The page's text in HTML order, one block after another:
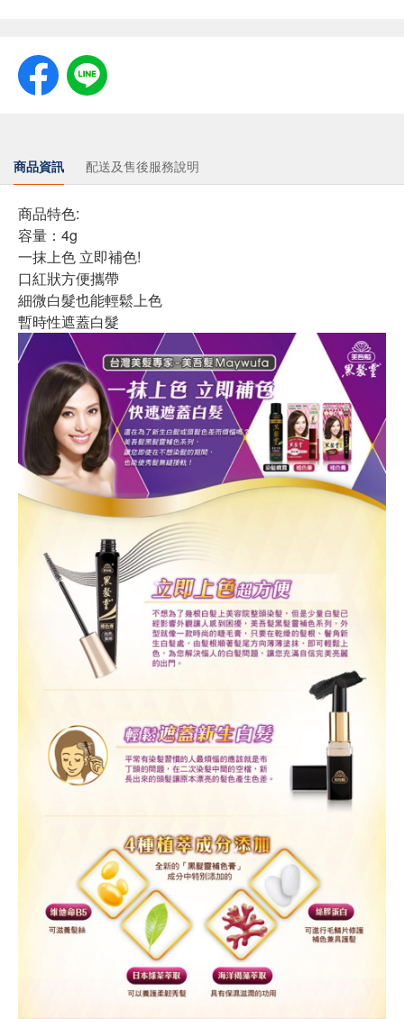
商品資訊 配送及售後服務說明
商品特色:
容量：4g
一抹上色 立即補色!
口紅狀方便攜帶
細微白髮也能輕鬆上色
暫時性遮蓋白髮